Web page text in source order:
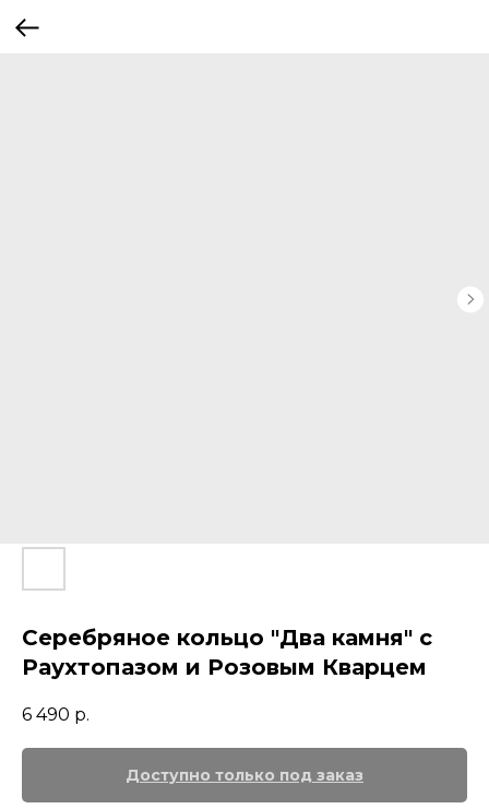
Серебряное кольцо "Два камня" с
Раухтопазом и Розовым Кварцем
6 490 р.